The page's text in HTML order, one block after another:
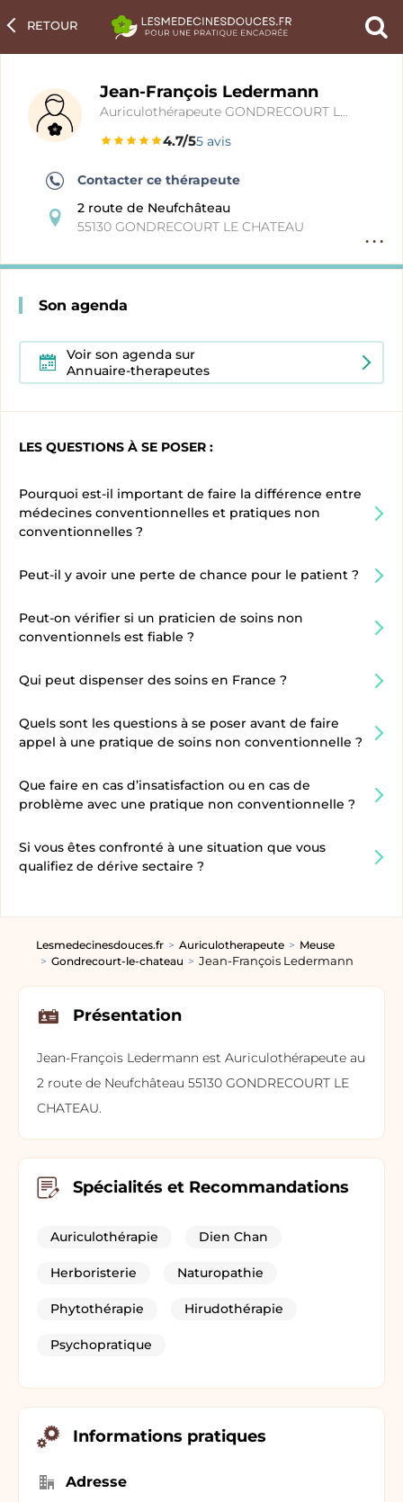
un
RETOUR
fiche
Jean-François Ledermann
Auriculothérapeute GONDRECOURT LE CHATEAU
4.7/55 avis
Contacter ce thérapeute
2 route de Neufchâteau
55130 GONDRECOURT LE CHATEAU
Son agenda
Voir son agenda sur
Annuaire-therapeutes
LES QUESTIONS À SE POSER :
Pourquoi est-il important de faire la différence entre
médecines conventionnelles et pratiques non
conventionnelles ?
Peut-il y avoir une perte de chance pour le patient ?
Peut-on vérifier si un praticien de soins non
conventionnels est fiable ?
Qui peut dispenser des soins en France ?
Quels sont les questions à se poser avant de faire
appel à une pratique de soins non conventionnelle ?
Que faire en cas d’insatisfaction ou en cas de
problème avec une pratique non conventionnelle ?
Si vous êtes confronté à une situation que vous
qualifiez de dérive sectaire ?
Lesmedecinesdouces.fr Auriculotherapeute
Meuse
Gondrecourt-le-chateau
Jean-François Ledermann
Présentation
Jean-François Ledermann est Auriculothérapeute au
2 route de Neufchâteau 55130 GONDRECOURT LE
CHATEAU.
Spécialités et Recommandations
Auriculothérapie Dien Chan
Herboristerie Naturopathie
Phytothérapie Hirudothérapie
Psychopratique
Informations pratiques
Adresse